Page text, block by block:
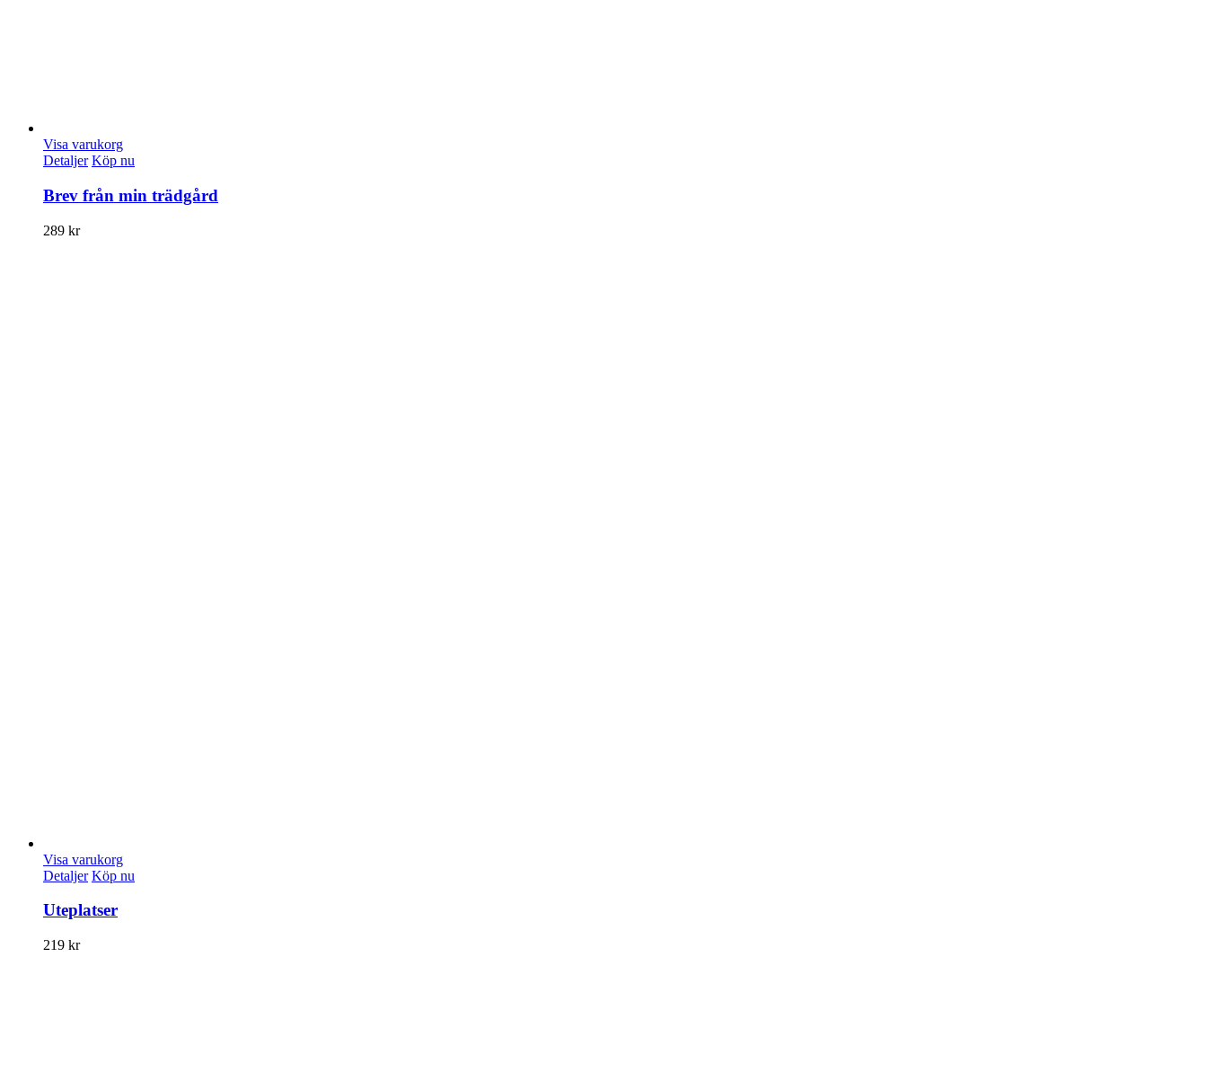
Visa varukorg
Detaljer Köp nu
Brev från min trädgård
289 kr
Visa varukorg
Detaljer Köp nu
Uteplatser
219 kr